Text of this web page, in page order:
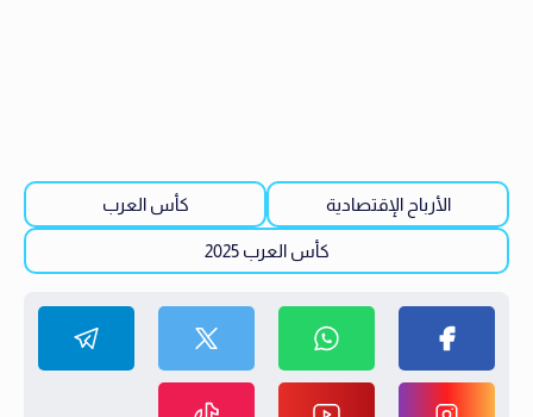
الأرباح الإقتصادية كأس العرب
كأس العرب 2025